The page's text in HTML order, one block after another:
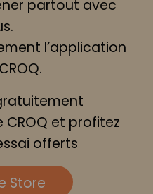
partout avec
l’application
CROQ et profitez
offerts
Store